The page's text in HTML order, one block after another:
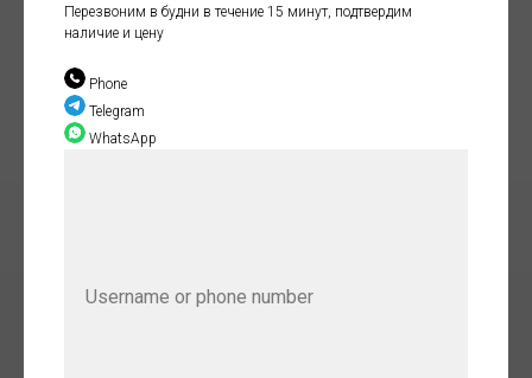
Перезвоним в будни в течение 15 минут, подтвердим
наличие и цену
Phone
Telegram
WhatsApp